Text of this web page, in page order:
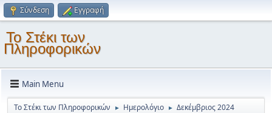
Σύνδεση Εγγραφή
Το Στέκι των
Πληροφορικών
Main Menu
Το Στέκι των Πληροφορικών ► Ημερολόγιο ► Δεκέμβριος 2024